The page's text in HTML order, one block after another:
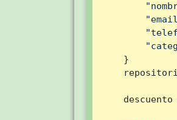
    }
descuento